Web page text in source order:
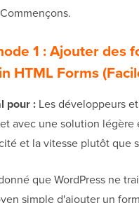
1 : Ajouter des
HTML Forms
pour : Les développeurs
avec une solution légère
et la vitesse plutôt que
que WordPress ne
simple d'ajouter un